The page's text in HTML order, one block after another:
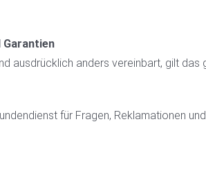
Garantien
ausdrücklich anders vereinbart, gilt
für Fragen, Reklamationen